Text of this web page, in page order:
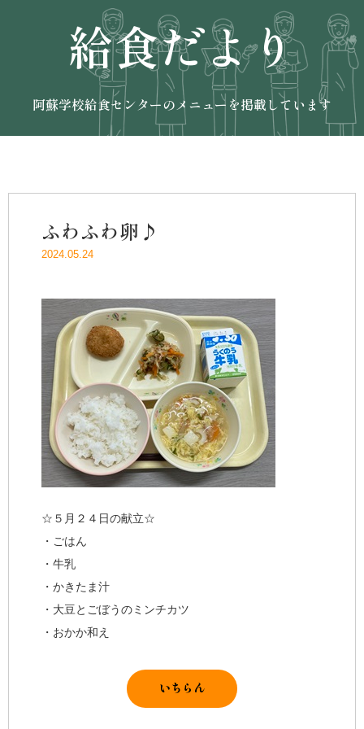
給食だより
阿蘇学校給食センターのメニューを掲載しています
ふわふわ卵♪
2024.05.24
☆５月２４日の献立☆
・ごはん
・牛乳
・かきたま汁
・大豆とごぼうのミンチカツ
・おかか和え
いちらん